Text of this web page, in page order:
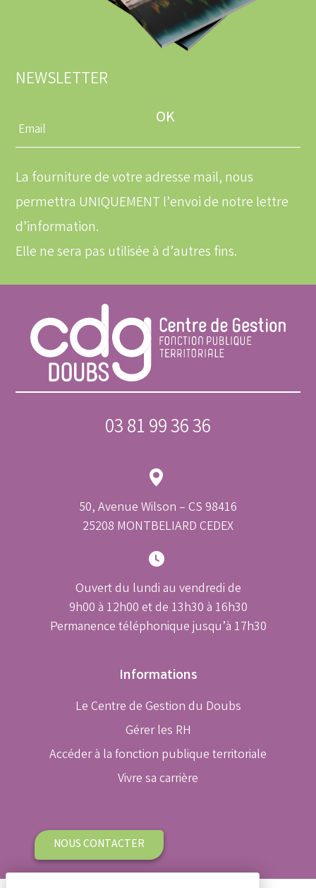
NEWSLETTER
Entrez
une
email
La fourniture de votre adresse mail, nous
permettra UNIQUEMENT l’envoi de notre lettre
d’information.
Elle ne sera pas utilisée à d’autres fins.
03 81 99 36 36
50, Avenue Wilson – CS 98416
25208 MONTBELIARD CEDEX
Ouvert du lundi au vendredi de
9h00 à 12h00 et de 13h30 à 16h30
Permanence téléphonique jusqu’à 17h30
Informations
Le Centre de Gestion du Doubs
Gérer les RH
Accéder à la fonction publique territoriale
Vivre sa carrière
NOUS CONTACTER